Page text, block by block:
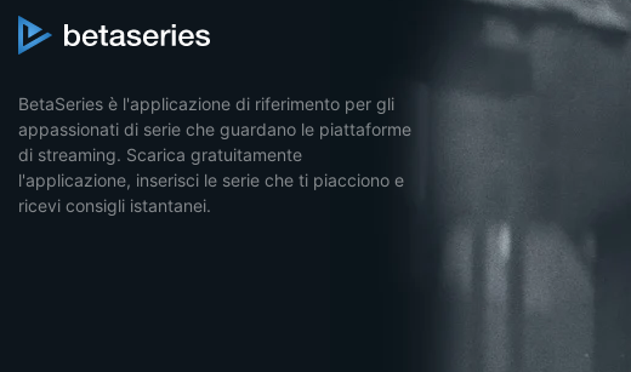
BetaSeries è l'applicazione di riferimento per gli
appassionati di serie che guardano le piattaforme
di streaming. Scarica gratuitamente
l'applicazione, inserisci le serie che ti piacciono e
ricevi consigli istantanei.